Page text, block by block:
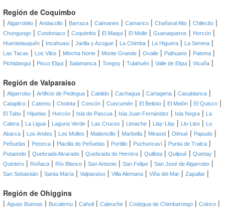
Región de Coquimbo
| Algarrobito | Andacollo | Barraza | Caimanes | Camarico | Chañaral Alto | Chilecito |
Chungungo | Condoriaco | Coquimbo | El Maqui | El Molle | Guanaqueros | Horcón |
Huentelauquén | Incahuasi | Jarilla y Azogue | La Chimba | La Higuera | La Serena |
Las Tacas | Los Vilos | Mincha Norte | Monte Grande | Ovalle | Paihuano | Paloma |
Pichidangui | Pisco Elqui | Salamanca | Tongoy | Tulahuén | Valle de Elqui | Vicuña |
Región de Valparaíso
| Algarrobo | Artificio de Pedegua | Cabildo | Cachagua | Cartagena | Casablanca |
Catapilco | Catemu | Cholota | Concón | Cuncumén | El Belloto | El Melón | El Quisco |
El Tabo | Hijuelas | Horcón | Isla de Pascua | Isla Juan Fernández | Isla Negra |
La
Calera | La Ligua | Laguna Verde | Las Cruces | Limache | Llay-Llay | Llo-Lleo |
Lo
Abarca | Los Andes | Los Molles | Maitencillo | Marbella | Mirasol | Olmué | Papudo |
Peñuelas | Petorca | Placilla de Peñuelas | Portillo | Puchuncaví | Punta de Tralca |
Putaendo | Quebrada Alvarado | Quebrada de Herrera | Quillota | Quilpué | Quintay |
Quintero | Reñaca | Río Blanco | San Antonio | San Felipe | San José de Algarrobo |
San Sebastián | Santa María | Valparaíso | Villa Alemana | Viña del Mar | Zapallar |
Región de Ohiggins
| Aguas Buenas | Bucalemu | Cahuil | Caleuche | Codegua de Chimbarongo | Coinco |